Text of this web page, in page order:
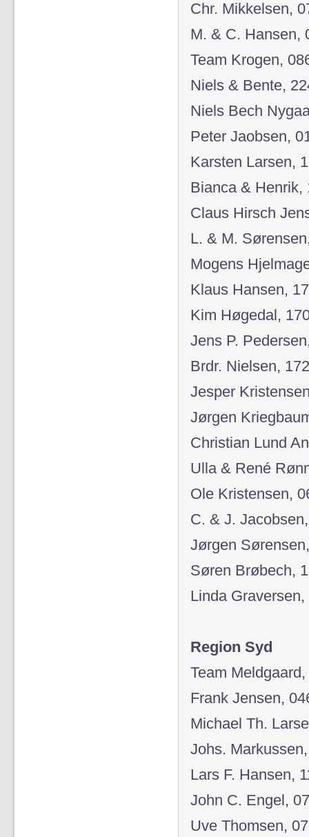
Chr. Mikkelsen,
M. & C. Hansen,
Team Krogen,
Niels & Bente,
Niels Bech
Peter Jaobsen,
Karsten Larsen,
Bianca & Henrik,
Claus Hirsch
L. & M.
Mogens
Klaus Hansen,
Kim Høgedal,
Jens P.
Brdr. Nielsen,
Jesper
Jørgen
Christian Lund
Ulla & René
Ole Kristensen,
C. & J.
Jørgen
Søren Brøbech,
Linda Graversen,
Region Syd
Team Meldgaard,
Frank Jensen,
Michael Th.
Johs.
Lars F. Hansen,
John C. Engel,
Uve Thomsen,